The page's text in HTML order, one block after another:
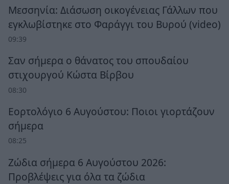
Μεσσηνία: Διάσωση οικογένειας Γάλλων που
εγκλωβίστηκε στο Φαράγγι του Βυρού (video)
09:39
Σαν σήμερα ο θάνατος του σπουδαίου
στιχουργού Κώστα Βίρβου
08:30
Εορτολόγιο 6 Αυγούστου: Ποιοι γιορτάζουν
σήμερα
08:25
Ζώδια σήμερα 6 Αυγούστου 2026:
Προβλέψεις για όλα τα ζώδια